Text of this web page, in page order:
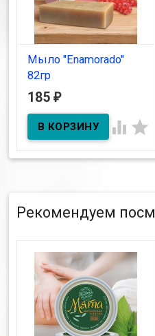
Мыло "Enamorado"
82гр
В наличии
по мотивам аромата
Moschino – I Love Love.
185 ₽
 
Рекомендуем